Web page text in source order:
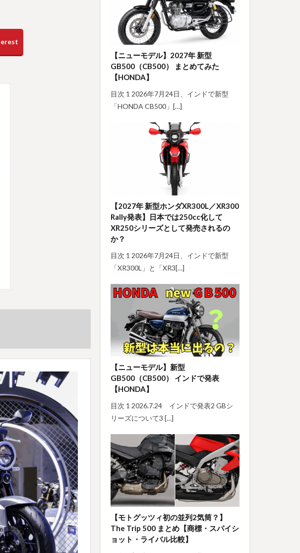
【ニューモデル】2027年 新型
GB500（CB500） まとめてみた
【HONDA】
目次 1 2026年7月24日、インドで新型
「HONDA CB500」[…]
【2027年 新型ホンダXR300L／XR300
Rally発表】日本では250cc化して
XR250シリーズとして発売されるの
か？
目次 1 2026年7月24日、インドで新型
「XR300L」と「XR3[…]
【ニューモデル】新型
GB500（CB500） インドで発表
【HONDA】
目次 1 2026.7.24 インドで発表2 GBシ
リーズについて3 […]
【モトグッツィ初の並列2気筒？】
The Trip 500 まとめ【商標・スパイシ
ョット・ライバル比較】